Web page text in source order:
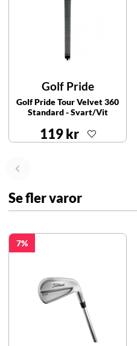
Golf Pride
Golf Pride Tour Velvet 360
Standard - Svart/Vit
119 kr
Se fler varor
7